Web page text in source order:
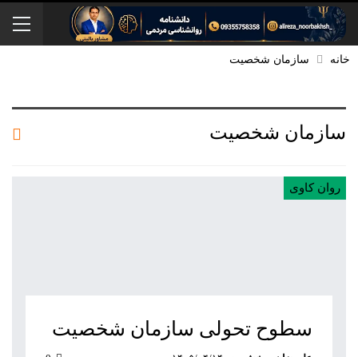
خانه سازمان شخصیت
سازمان شخصیت
روان کاوی
سطوح تحولی سازمان‌ شخصیت